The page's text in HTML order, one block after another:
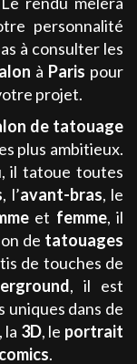
personnalité
à consulter les
à Paris pour
projet.
de tatouage
plus ambitieux.
il tatoue toutes
, l’avant-bras, le
et femme, il
de tatouages
de touches de
, il est
uniques dans de
la 3D, le portrait
comics.